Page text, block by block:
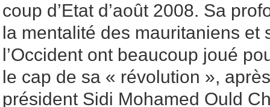
coup d’Etat d’août 2008. Sa
la mentalité des mauritaniens et
l’Occident ont beaucoup joué
le cap de sa « révolution »,
président Sidi Mohamed Ould